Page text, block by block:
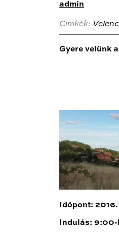
admin
Cimkék:
Gyere velünk
Időpont:
Indulás: 9:00-